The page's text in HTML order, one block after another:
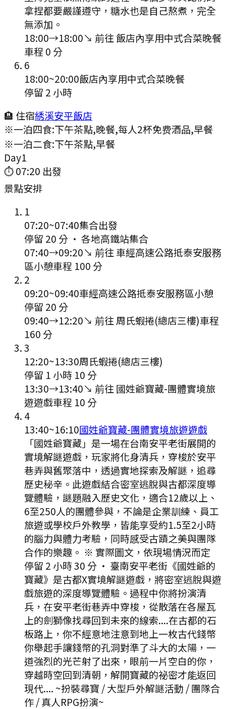
拿捏都要嚴謹遵守，糖水也是自己熬煮，完全
無添加。
18:00→18:00↘ 前往 飯店內享用中式合菜晚餐
車程 0 分
6
18:00~20:00飯店內享用中式合菜晚餐
停留 2 小時
🏨 住宿綉溪安平飯店
※一泊四食:下午茶點,晚餐,每人2杯免费酒品,早餐
※一泊二食:下午茶點,早餐
Day1
⏱07:20 出發
景點安排
1
07:20~07:40集合出發
停留 20 分 · 各地高鐵站集合
07:40→09:20↘ 前往 車經高速公路抵泰安服務
區小憩車程 100 分
2
09:20~09:40車經高速公路抵泰安服務區小憩
停留 20 分
09:40→12:20↘ 前往 周氏蝦捲(總店三樓)車程
160 分
3
12:20~13:30周氏蝦捲(總店三樓)
停留 1 小時 10 分
13:30→13:40↘ 前往 國姓爺寶藏-團體實境旅
遊遊戲車程 10 分
4
13:40~16:10國姓爺寶藏-團體實境旅遊遊戲
「國姓爺寶藏」是一場在台南安平老街展開的
實境解謎遊戲，玩家將化身清兵，穿梭於安平
巷弄與舊聚落中，透過實地探索及解謎，追尋
歷史秘辛。此遊戲結合密室逃脫與古都深度導
覽體驗，謎題融入歷史文化，適合12歲以上、
6至250人的團體參與，不論是企業訓練、員工
旅遊或學校戶外教學，皆能享受約1.5至2小時
的腦力與體力考驗，同時感受古蹟之美與團隊
合作的樂趣。 ※ 實際圖文，依現場情況而定
停留 2 小時 30 分 · 臺南安平老街《國姓爺的
寶藏》是古都X實境解謎遊戲，將密室逃脫與遊
戲旅遊的深度導覽體驗。過程中你將扮演清
兵，在安平老街巷弄中穿梭，從散落在各屋瓦
上的劍獅像找尋回到未來的線索....在古都的石
板路上，你不經意地注意到地上一枚古代錢幣
你舉起手讓錢幣的孔洞對準了斗大的太陽，一
道強烈的光芒射了出來，眼前一片空白的你，
穿越時空回到清朝，解開寶藏的祕密才能返回
現代.... ~扮裝尋寶 / 大型戶外解謎活動 / 團隊合
作 / 真人RPG扮演~